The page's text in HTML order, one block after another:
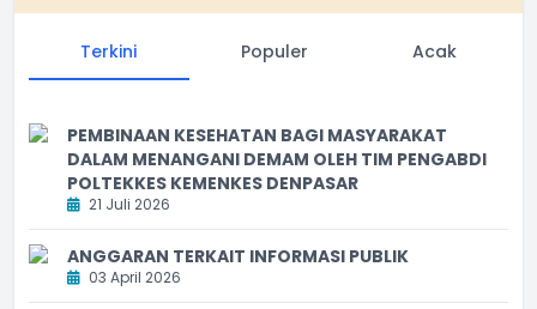
Terkini Populer Acak
PEMBINAAN KESEHATAN BAGI MASYARAKAT
DALAM MENANGANI DEMAM OLEH TIM PENGABDI
POLTEKKES KEMENKES DENPASAR
21 Juli 2026
ANGGARAN TERKAIT INFORMASI PUBLIK
03 April 2026